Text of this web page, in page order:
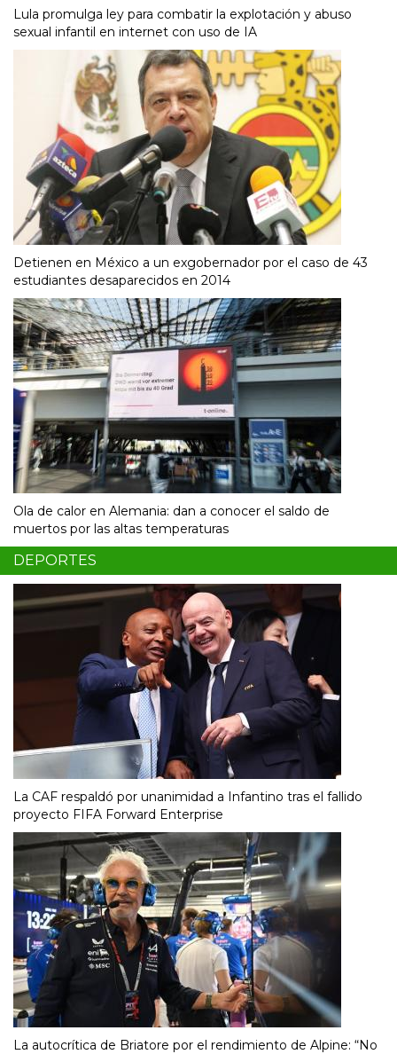
Lula promulga ley para combatir la explotación y abuso
sexual infantil en internet con uso de IA
Detienen en México a un exgobernador por el caso de 43
estudiantes desaparecidos en 2014
Ola de calor en Alemania: dan a conocer el saldo de
muertos por las altas temperaturas
DEPORTES
La CAF respaldó por unanimidad a Infantino tras el fallido
proyecto FIFA Forward Enterprise
La autocrítica de Briatore por el rendimiento de Alpine: “No